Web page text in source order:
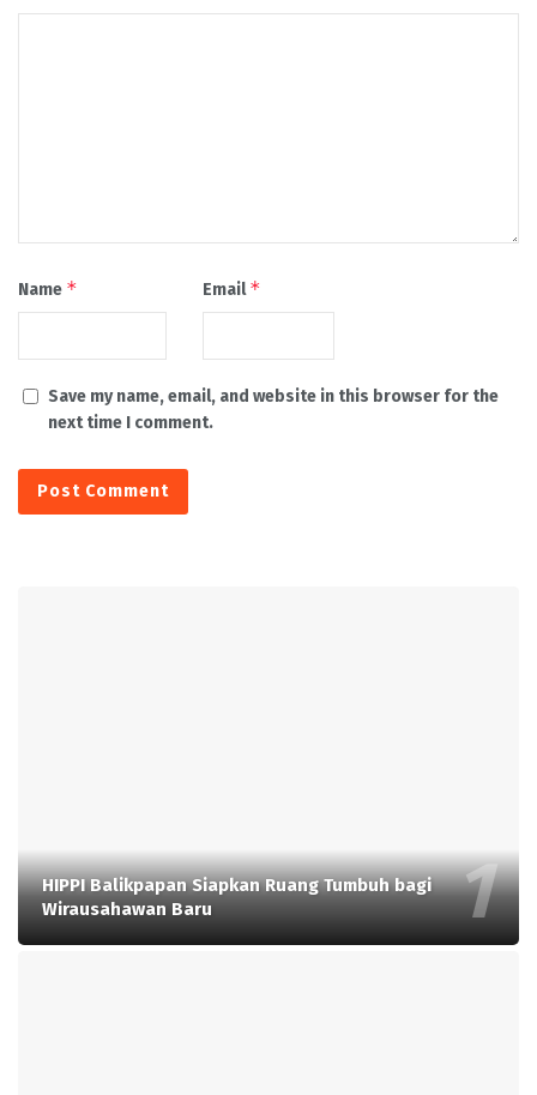
Name * Email*
Save my name, email, and website in this browser for the
next time I comment.
HIPPI Balikpapan Siapkan Ruang Tumbuh bagi
Wirausahawan Baru